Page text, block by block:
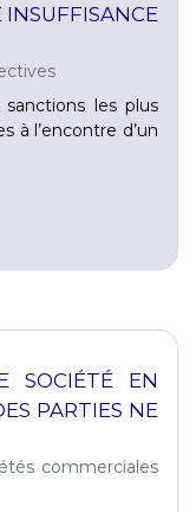
INSUFFISANCE
les plus
à l’encontre d’un
SOCIÉTÉ EN
PARTIES NE
commerciales